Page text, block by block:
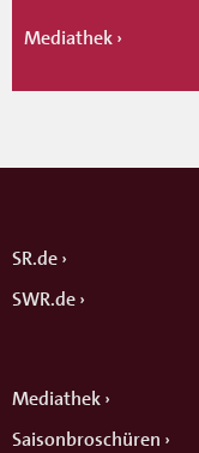
Mediathek
SR.de
SWR.de
Mediathek
Saisonbroschüren